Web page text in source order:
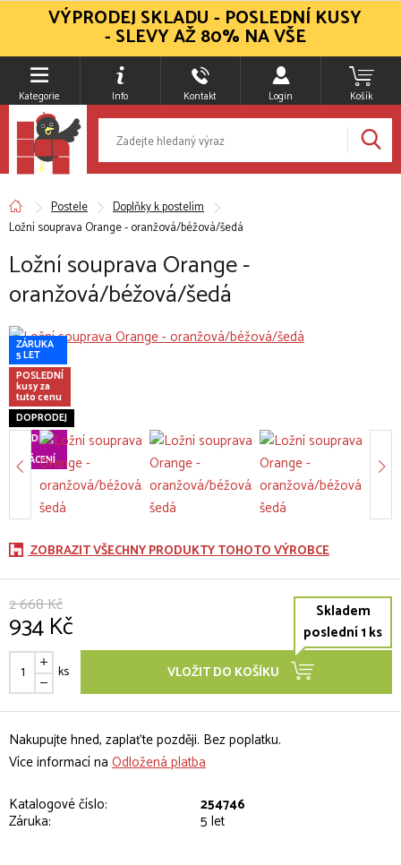
Kategorie Info Kontakt Login Košík
Postele
Doplňky k postelím
Ložní souprava Orange - oranžová/béžová/šedá
Ložní souprava Orange -
oranžová/béžová/šedá
ZÁRUKA
5 LET
POSLEDNÍ
kusy za
tuto cenu
DOPRODEJ
60 DNÍ
VRÁCENÍ
ZOBRAZIT VŠECHNY PRODUKTY TOHOTO VÝROBCE
2 668 Kč
934 Kč
Skladem
poslední 1 ks
ks VLOŽIT DO KOŠÍKU
Nakupujte hned, zaplaťte později. Bez poplatku.
Více informací na Odložená platba
Katalogové číslo:
254746
Záruka: 5 let
VÝPRODEJ SKLADU - POSLEDNÍ KUSY
- SLEVY AŽ 80% NA VŠE